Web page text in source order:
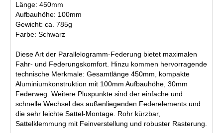
Länge: 450mm
Aufbauhöhe: 100mm
Gewicht: ca. 785g
Farbe: Schwarz
Diese Art der Parallelogramm-Federung bietet maximalen
Fahr- und Federungskomfort. Hinzu kommen hervorragende
technische Merkmale: Gesamtlänge 450mm, kompakte
Aluminiumkonstruktion mit 100mm Aufbauhöhe, 30mm
Federweg. Weitere Pluspunkte sind der einfache und
schnelle Wechsel des außenliegenden Federelements und
die sehr leichte Sattel-Montage. Rohr kürzbar,
Sattelklemmung mit Feinverstellung und robuster Rasterung.